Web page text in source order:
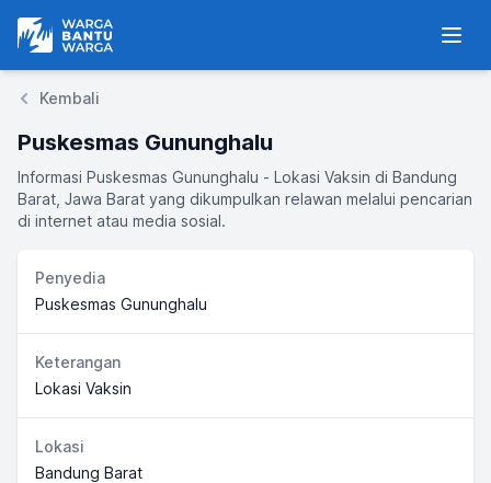
Warga Bantu Warga
Kembali
Puskesmas Gununghalu
Informasi Puskesmas Gununghalu - Lokasi Vaksin di Bandung
Barat, Jawa Barat yang dikumpulkan relawan melalui pencarian
di internet atau media sosial.
Penyedia
Puskesmas Gununghalu
Keterangan
Lokasi Vaksin
Lokasi
Bandung Barat